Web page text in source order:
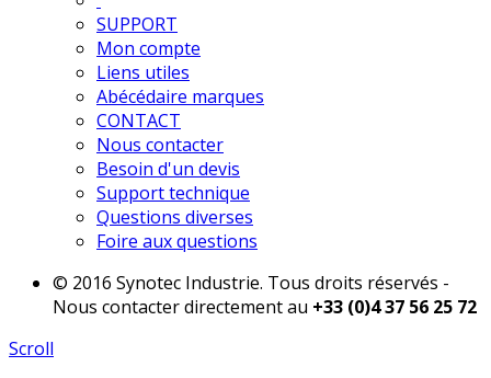
SUPPORT
Mon compte
Liens utiles
Abécédaire marques
CONTACT
Nous contacter
Besoin d'un devis
Support technique
Questions diverses
Foire aux questions
© 2016 Synotec Industrie. Tous droits réservés -
Nous contacter directement au +33 (0)4 37 56 25 72
Scroll